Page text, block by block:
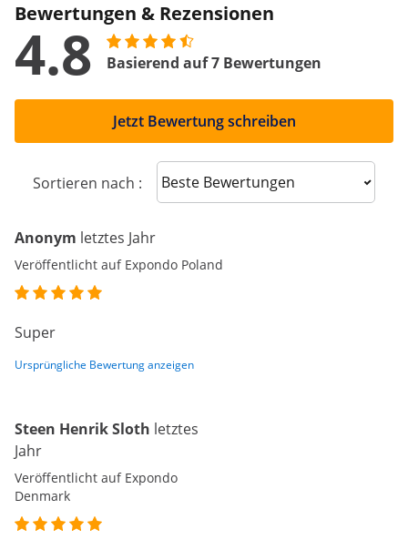
Bewertungen & Rezensionen
4.8 Basierend auf 7 Bewertungen
Jetzt Bewertung schreiben
Sortieren nach : Sort reviews
Anonym letztes Jahr
Veröffentlicht auf Expondo Poland
Super
Ursprüngliche Bewertung anzeigen
Steen Henrik Sloth letztes
Jahr
Veröffentlicht auf Expondo
Denmark